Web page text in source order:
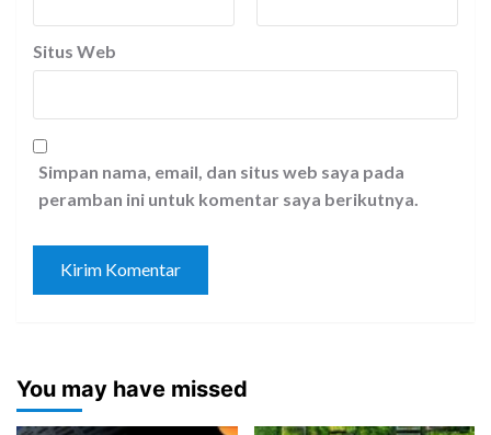
Situs Web
Simpan nama, email, dan situs web saya pada
peramban ini untuk komentar saya berikutnya.
You may have missed